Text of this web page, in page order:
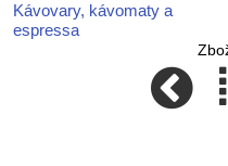
Kávovary, kávomaty a
espressa